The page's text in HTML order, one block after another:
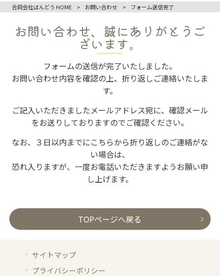
合同会社ばんどう HOME > お問い合わせ > フォーム送信完了
お問い合わせ、誠にありがとうご
ざいます。
フォームの送信が完了いたしました。
お問い合わせ内容を確認の上、折り返しご連絡いたしま
す。
ご記入いただきましたメールアドレス宛に、確認メール
をお送りしておりますのでご確認ください。
なお、３日以内までにこちらから折り返しのご連絡がな
い場合は、
恐れ入りますが、一度お電話いただきますようお願い申
し上げます。
TOPページへ戻る
サイトマップ
プライバシーポリシー